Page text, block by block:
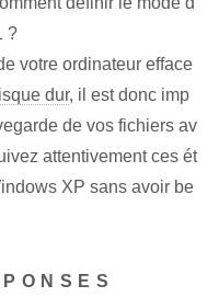
?
votre ordinateur efface
dur, il est donc imp
de vos fichiers av
attentivement ces ét
XP sans avoir be